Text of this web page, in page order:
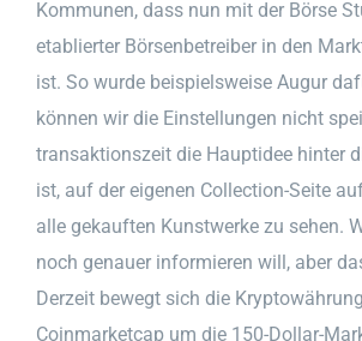
Kommunen, dass nun mit der Börse
etablierter Börsenbetreiber in den
ist. So wurde beispielsweise Augur
können wir die Einstellungen nicht
transaktionszeit die Hauptidee hinter
ist, auf der eigenen Collection-Seite
alle gekauften Kunstwerke zu sehen.
noch genauer informieren will, aber
Derzeit bewegt sich die
Coinmarketcap um die 150-Dollar-